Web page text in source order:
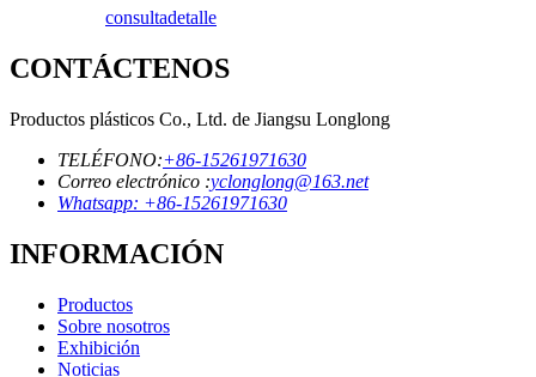
consultadetalle
CONTÁCTENOS
Productos plásticos Co., Ltd. de Jiangsu Longlong
TELÉFONO:+86-15261971630
Correo electrónico :yclonglong@163.net
Whatsapp: +86-15261971630
INFORMACIÓN
Productos
Sobre nosotros
Exhibición
Noticias